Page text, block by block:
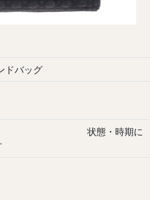
ドバッグ
状態・時期に